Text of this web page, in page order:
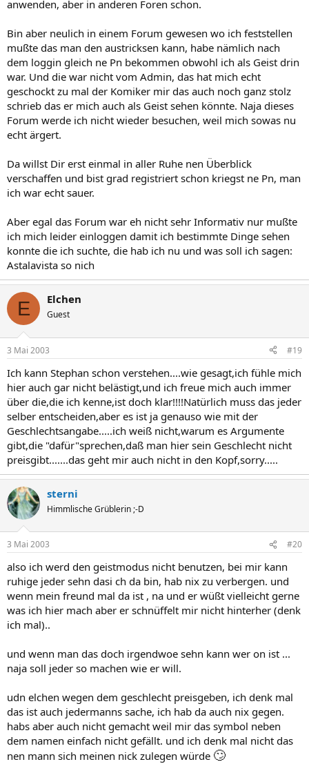
anwenden, aber in anderen Foren schon.
Bin aber neulich in einem Forum gewesen wo ich feststellen
mußte das man den austricksen kann, habe nämlich nach
dem loggin gleich ne Pn bekommen obwohl ich als Geist drin
war. Und die war nicht vom Admin, das hat mich echt
geschockt zu mal der Komiker mir das auch noch ganz stolz
schrieb das er mich auch als Geist sehen könnte. Naja dieses
Forum werde ich nicht wieder besuchen, weil mich sowas nu
echt ärgert.
Da willst Dir erst einmal in aller Ruhe nen Überblick
verschaffen und bist grad registriert schon kriegst ne Pn, man
ich war echt sauer.
Aber egal das Forum war eh nicht sehr Informativ nur mußte
ich mich leider einloggen damit ich bestimmte Dinge sehen
konnte die ich suchte, die hab ich nu und was soll ich sagen:
Astalavista so nich
E Elchen
Guest
3 Mai 2003 #19
Ich kann Stephan schon verstehen....wie gesagt,ich fühle mich
hier auch gar nicht belästigt,und ich freue mich auch immer
über die,die ich kenne,ist doch klar!!!!Natürlich muss das jeder
selber entscheiden,aber es ist ja genauso wie mit der
Geschlechtsangabe.....ich weiß nicht,warum es Argumente
gibt,die "dafür"sprechen,daß man hier sein Geschlecht nicht
preisgibt.......das geht mir auch nicht in den Kopf,sorry.....
sterni
Himmlische Grüblerin ;-D
3 Mai 2003 #20
also ich werd den geistmodus nicht benutzen, bei mir kann
ruhige jeder sehn dasi ch da bin, hab nix zu verbergen. und
wenn mein freund mal da ist , na und er wüßt vielleicht gerne
was ich hier mach aber er schnüffelt mir nicht hinterher (denk
ich mal)..
und wenn man das doch irgendwoe sehn kann wer on ist ...
naja soll jeder so machen wie er will.
udn elchen wegen dem geschlecht preisgeben, ich denk mal
das ist auch jedermanns sache, ich hab da auch nix gegen.
habs aber auch nicht gemacht weil mir das symbol neben
dem namen einfach nicht gefällt. und ich denk mal nicht das
nen mann sich meinen nick zulegen würde 🙄